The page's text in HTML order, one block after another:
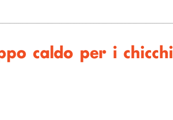
caldo per i chicchi